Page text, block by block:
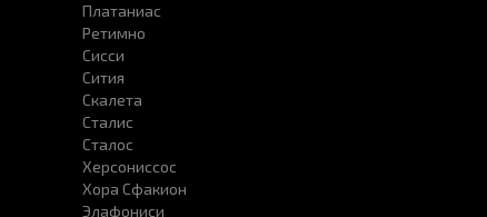
Платаниас
Ретимно
Сисси
Сития
Скалета
Сталис
Сталос
Херсониссоc
Хора Сфакион
Элафониси